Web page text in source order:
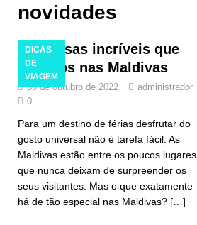
Viagens
Forbes em
classificação
de cinco
estrelas.
HOTÉIS E
novidades
DICAS
DE
VIAGEM
8 coisas incríveis que
amamos nas Maldivas
30 de outubro de 2022
administrador
0
Para um destino de férias desfrutar do
gosto universal não é tarefa fácil. As
Maldivas estão entre os poucos lugares
que nunca deixam de surpreender os
seus visitantes. Mas o que exatamente
há de tão especial nas Maldivas? […]